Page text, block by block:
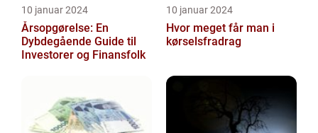
10 januar 2024
Årsopgørelse: En
Dybdegående Guide til
Investorer og Finansfolk
10 januar 2024
Hvor meget får man i
kørselsfradrag